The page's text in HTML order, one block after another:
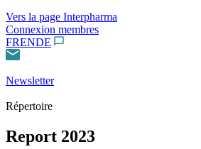
Vers la page Interpharma
Connexion membres
FRENDE
Newsletter
Répertoire
Report 2023